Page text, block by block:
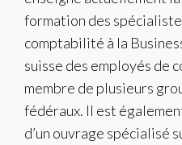
formation des
comptabilité à la
suisse des employés de
membre de plusieurs
fédéraux. Il est
d’un ouvrage spécialisé